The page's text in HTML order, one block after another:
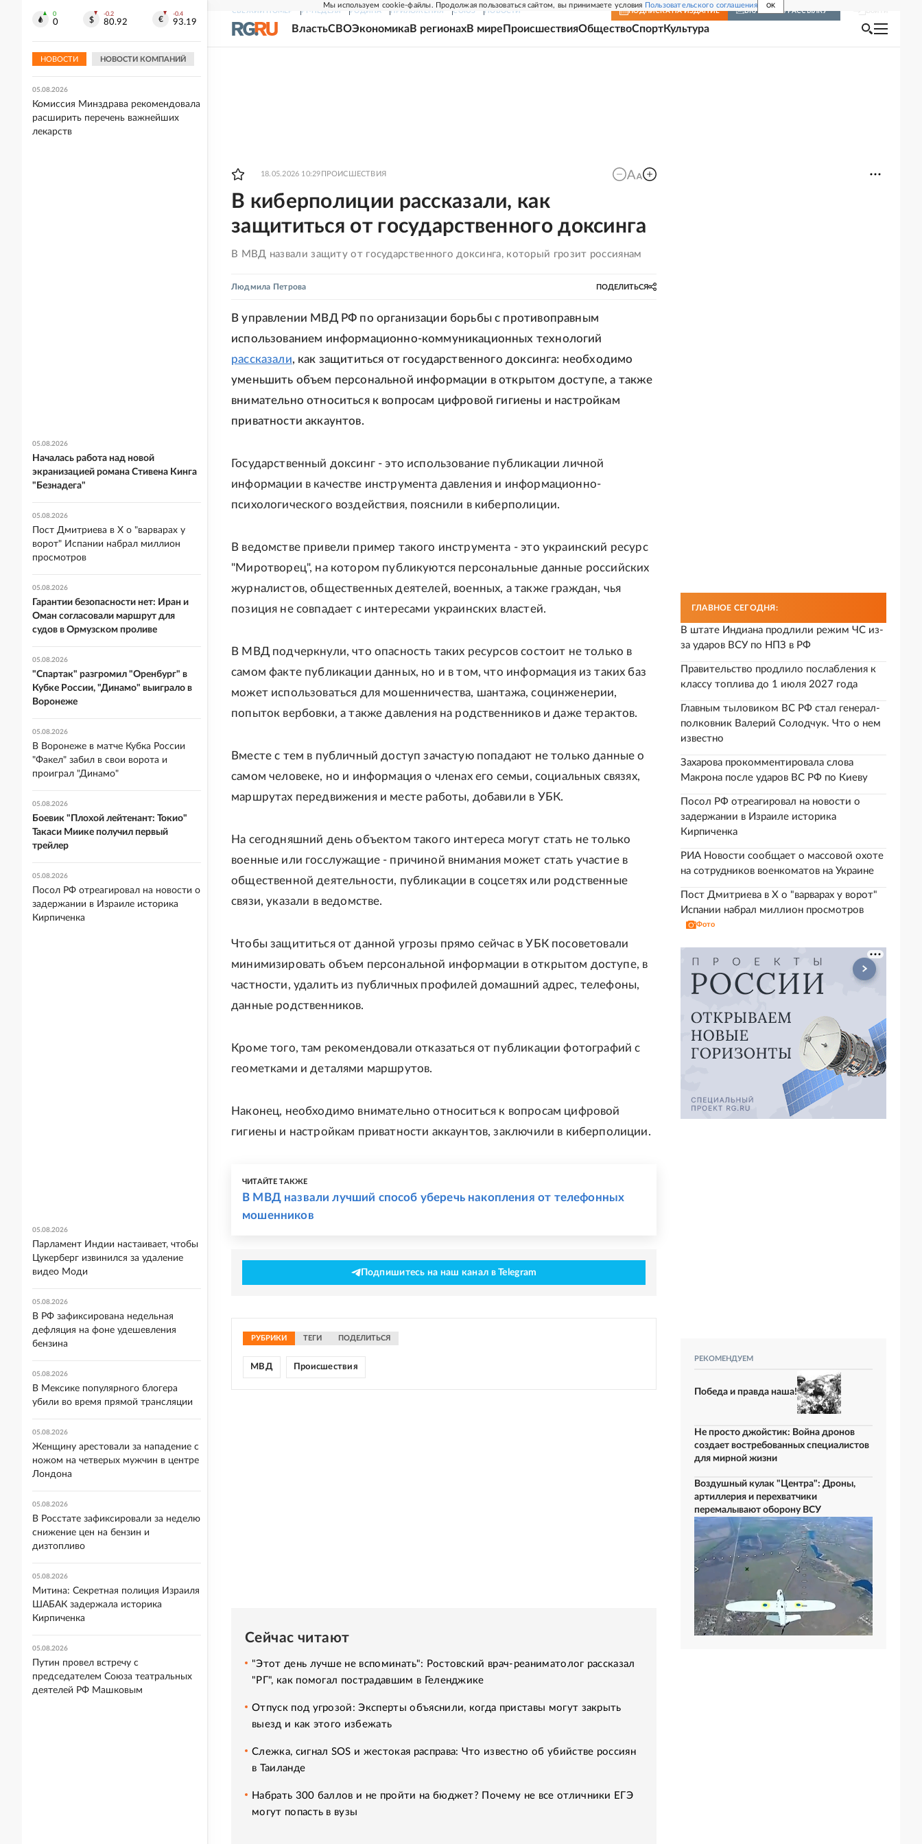
Мы используем cookie-файлы. Продолжая пользоваться сайтом, вы принимаете условия Пользовательского соглашения OK
СВЕЖИЙ НОМЕР РГ-НЕДЕЛЯ РОДИНА ПРИЛОЖЕНИЯ СОЮЗ НОВОСТИ ПОДПИСКА НА ИЗДАНИЕ ВКЛЮЧИТЬ РАССЫЛКУ
ВластьСВОЭкономикаВ регионахВ мире ПроисшествияОбществоСпортКультура
18.05.2026 10:29 ПРОИСШЕСТВИЯ
В киберполиции рассказали, как
защититься от государственного доксинга
В МВД назвали защиту от государственного доксинга, который грозит россиянам
Людмила Петрова ПОДЕЛИТЬСЯ
В управлении МВД РФ по организации борьбы с противоправным
использованием информационно-коммуникационных технологий
рассказали, как защититься от государственного доксинга: необходимо
уменьшить объем персональной информации в открытом доступе, а также
внимательно относиться к вопросам цифровой гигиены и настройкам
приватности аккаунтов.
Государственный доксинг - это использование публикации личной
информации в качестве инструмента давления и информационно-
психологического воздействия, пояснили в киберполиции.
В ведомстве привели пример такого инструмента - это украинский ресурс
"Миротворец", на котором публикуются персональные данные российских
журналистов, общественных деятелей, военных, а также граждан, чья
позиция не совпадает с интересами украинских властей.
В МВД подчеркнули, что опасность таких ресурсов состоит не только в
самом факте публикации данных, но и в том, что информация из таких баз
может использоваться для мошенничества, шантажа, социнженерии,
попыток вербовки, а также давления на родственников и даже терактов.
Вместе с тем в публичный доступ зачастую попадают не только данные о
самом человеке, но и информация о членах его семьи, социальных связях,
маршрутах передвижения и месте работы, добавили в УБК.
На сегодняшний день объектом такого интереса могут стать не только
военные или госслужащие - причиной внимания может стать участие в
общественной деятельности, публикации в соцсетях или родственные
связи, указали в ведомстве.
Чтобы защититься от данной угрозы прямо сейчас в УБК посоветовали
минимизировать объем персональной информации в открытом доступе, в
частности, удалить из публичных профилей домашний адрес, телефоны,
данные родственников.
Кроме того, там рекомендовали отказаться от публикации фотографий с
геометками и деталями маршрутов.
Наконец, необходимо внимательно относиться к вопросам цифровой
гигиены и настройкам приватности аккаунтов, заключили в киберполиции.
ЧИТАЙТЕ ТАКЖЕ
В МВД назвали лучший способ уберечь накопления от телефонных
мошенников
Подпишитесь на наш канал в Telegram
РУБРИКИ ТЕГИ ПОДЕЛИТЬСЯ
МВД Происшествия
Сейчас читают
"Этот день лучше не вспоминать": Ростовский врач-реаниматолог рассказал
"РГ", как помогал пострадавшим в Геленджике
Отпуск под угрозой: Эксперты объяснили, когда приставы могут закрыть
выезд и как этого избежать
Слежка, сигнал SOS и жестокая расправа: Что известно об убийстве россиян
в Таиланде
Набрать 300 баллов и не пройти на бюджет? Почему не все отличники ЕГЭ
могут попасть в вузы
ГЛАВНОЕ СЕГОДНЯ:
В штате Индиана продлили режим ЧС из-
за ударов ВСУ по НПЗ в РФ
Правительство продлило послабления к
классу топлива до 1 июля 2027 года
Главным тыловиком ВС РФ стал генерал-
полковник Валерий Солодчук. Что о нем
известно
Захарова прокомментировала слова
Макрона после ударов ВС РФ по Киеву
Посол РФ отреагировал на новости о
задержании в Израиле историка
Кирпиченка
РИА Новости сообщает о массовой охоте
на сотрудников военкоматов на Украине
Пост Дмитриева в X о "варварах у ворот"
Испании набрал миллион просмотров
Фото
РЕКОМЕНДУЕМ
Победа и правда наша!
Не просто джойстик: Война дронов
создает востребованных специалистов
для мирной жизни
Воздушный кулак "Центра": Дроны,
артиллерия и перехватчики
перемалывают оборону ВСУ
0
0
-0.2
80.92
-0.4
93.19
НОВОСТИ НОВОСТИ КОМПАНИЙ
05.08.2026
Киеву
05.08.2026
Комиссия Минздрава рекомендовала
расширить перечень важнейших
лекарств
05.08.2026
Началась работа над новой
экранизацией романа Стивена Кинга
"Безнадега"
05.08.2026
Пост Дмитриева в X о "варварах у
ворот" Испании набрал миллион
просмотров
05.08.2026
Гарантии безопасности нет: Иран и
Оман согласовали маршрут для
судов в Ормузском проливе
05.08.2026
"Спартак" разгромил "Оренбург" в
Кубке России, "Динамо" выиграло в
Воронеже
05.08.2026
В Воронеже в матче Кубка России
"Факел" забил в свои ворота и
проиграл "Динамо"
05.08.2026
Боевик "Плохой лейтенант: Токио"
Такаси Миике получил первый
трейлер
05.08.2026
Посол РФ отреагировал на новости о
задержании в Израиле историка
Кирпиченка
05.08.2026
Парламент Индии настаивает, чтобы
Цукерберг извинился за удаление
видео Моди
05.08.2026
В РФ зафиксирована недельная
дефляция на фоне удешевления
бензина
05.08.2026
В Мексике популярного блогера
убили во время прямой трансляции
05.08.2026
Женщину арестовали за нападение с
ножом на четверых мужчин в центре
Лондона
05.08.2026
В Росстате зафиксировали за неделю
снижение цен на бензин и
дизтопливо
05.08.2026
Митина: Секретная полиция Израиля
ШАБАК задержала историка
Кирпиченка
05.08.2026
Путин провел встречу с
председателем Союза театральных
деятелей РФ Машковым